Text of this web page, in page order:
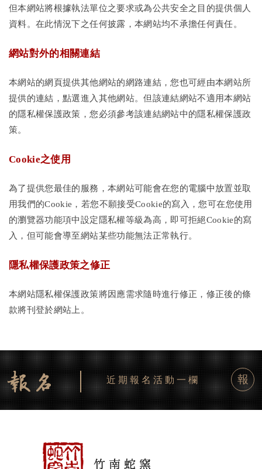
但本網站將根據執法單位之要求或為公共安全之目的提供個人
資料。在此情況下之任何披露，本網站均不承擔任何責任。
網站對外的相關連結
本網站的網頁提供其他網站的網路連結，您也可經由本網站所
提供的連結，點選進入其他網站。但該連結網站不適用本網站
的隱私權保護政策，您必須參考該連結網站中的隱私權保護政
策。
Cookie之使用
為了提供您最佳的服務，本網站可能會在您的電腦中放置並取
用我們的Cookie，若您不願接受Cookie的寫入，您可在您使用
的瀏覽器功能項中設定隱私權等級為高，即可拒絕Cookie的寫
入，但可能會導至網站某些功能無法正常執行。
隱私權保護政策之修正
本網站隱私權保護政策將因應需求隨時進行修正，修正後的條
款將刊登於網站上。
近期報名活動一欄 報